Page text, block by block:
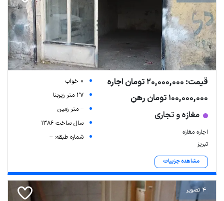
Leaflet| Map data ©ariamarz.com
قیمت: 20,000,000 تومان اجاره
100,000,000 تومان رهن
مغازه و تجاری
اجاره مغازه
تبریز
مشاهده جزییات
0 خواب
27 متر زیربنا
-- متر زمین
سال ساخت 1386
شماره طبقه: --
4 تصویر